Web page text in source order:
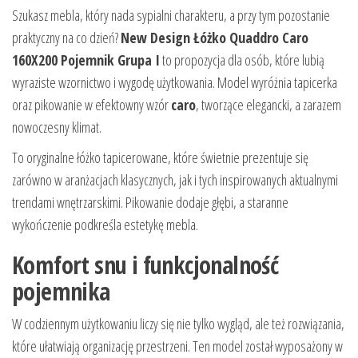
Szukasz mebla, który nada sypialni charakteru, a przy tym pozostanie
praktyczny na co dzień?New Design Łóżko Quaddro Caro
160X200 Pojemnik Grupa Ito propozycja dla osób, które lubią
wyraziste wzornictwo i wygodę użytkowania. Model wyróżnia tapicerka
oraz pikowanie w efektowny wzórcaro, tworzące elegancki, a zarazem
nowoczesny klimat.
To oryginalne łóżko tapicerowane, które świetnie prezentuje się
zarówno w aranżacjach klasycznych, jak i tych inspirowanych aktualnymi
trendami wnętrzarskimi. Pikowanie dodaje głębi, a staranne
wykończenie podkreśla estetykę mebla.
Komfort snu i funkcjonalność
pojemnika
W codziennym użytkowaniu liczy się nie tylko wygląd, ale też rozwiązania,
które ułatwiają organizację przestrzeni. Ten model został wyposażony w